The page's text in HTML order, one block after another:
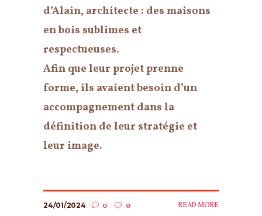
d’Alain, architecte : des maisons
en bois sublimes et
respectueuses.
Afin que leur projet prenne
forme, ils avaient besoin d’un
accompagnement dans la
définition de leur stratégie et
leur image.
24/01/2024 0 0 READ MORE